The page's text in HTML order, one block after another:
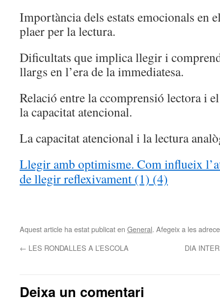
Importància dels estats emocionals en
plaer per la lectura.
Dificultats que implica llegir i
llargs en l’era de la immediatesa.
Relació entre la ccomprensió lectora i
la capacitat atencional.
La capacitat atencional i la lectura
Llegir amb optimisme. Com influeix
de llegir reflexivament (1) (4)
Aquest article ha estat publicat en General. Afegeix a les
← LES RONDALLES A L’ESCOLA DIA
Deixa un comentari